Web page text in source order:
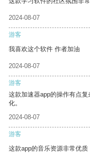
2024-08-07
游客
我喜欢这个软件 作者加油
2024-08-07
游客
这款加速器app的操作有点
化。
2024-08-07
游客
这款app的音乐资源非常优质